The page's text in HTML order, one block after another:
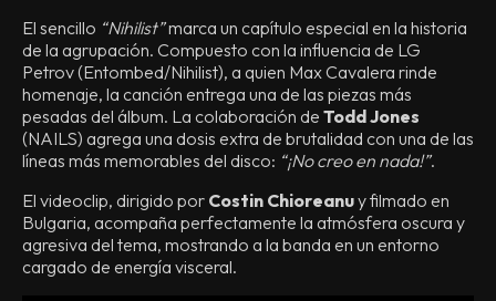
El sencillo “Nihilist”marca un capítulo especial en la historia
de la agrupación. Compuesto con la influencia de LG
Petrov (Entombed/Nihilist), a quien Max Cavalera rinde
homenaje, la canción entrega una de las piezas más
pesadas del álbum. La colaboración de Todd Jones
(NAILS) agrega una dosis extra de brutalidad con una de las
líneas más memorables del disco: “¡No creo en nada!”.
El videoclip, dirigido por Costin Chioreanuy filmado en
Bulgaria, acompaña perfectamente la atmósfera oscura y
agresiva del tema, mostrando a la banda en un entorno
cargado de energía visceral.